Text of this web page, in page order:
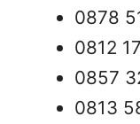
0878
0812
0857
0813